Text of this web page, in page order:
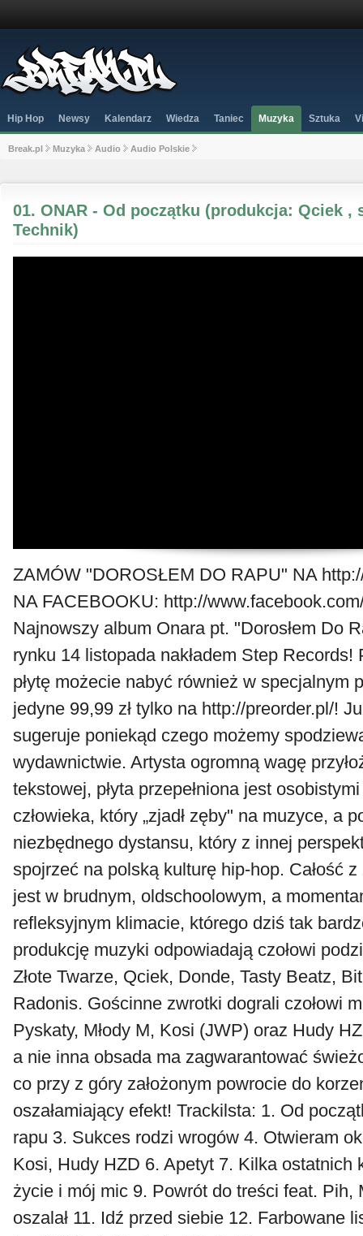
Hip Hop Newsy Kalendarz Wiedza Taniec Muzyka Sztuka
Break.pl Muzyka Audio Audio Polskie
01. ONAR - Od początku (produkcja: Qciek ,
Technik)
ZAMÓW "DOROSŁEM DO RAPU" NA
NA FACEBOOKU: http://
Najnowszy album Onara pt. "Dorosłem Do
rynku 14 listopada nakładem Step Records!
płytę możecie nabyć również w specjalnym
jedyne 99,99 zł tylko na http://preorder.pl/!
sugeruje poniekąd czego możemy
wydawnictwie. Artysta ogromną wagę
tekstowej, płyta przepełniona jest
człowieka, który „zjadł zęby" na muzyce, a
niezbędnego dystansu, który z innej
spojrzeć na polską kulturę hip-hop. Całość z
jest w brudnym, oldschoolowym, a
refleksyjnym klimacie, którego dziś tak
produkcję muzyki odpowiadają czołowi
Złote Twarze, Qciek, Donde, Tasty Beatz,
Radonis. Gościnne zwrotki dograli czołowi
Pyskaty, Młody M, Kosi (JWP) oraz Hudy
a nie inna obsada ma zagwarantować
co przy z góry założonym powrocie do
oszałamiający efekt! Trackilsta: 1. Od
rapu 3. Sukces rodzi wrogów 4. Otwieram
Kosi, Hudy HZD 6. Apetyt 7. Kilka ostatnich
życie i mój mic 9. Powrót do treści feat. Pih,
oszalał 11. Idź przed siebie 12. Farbowane